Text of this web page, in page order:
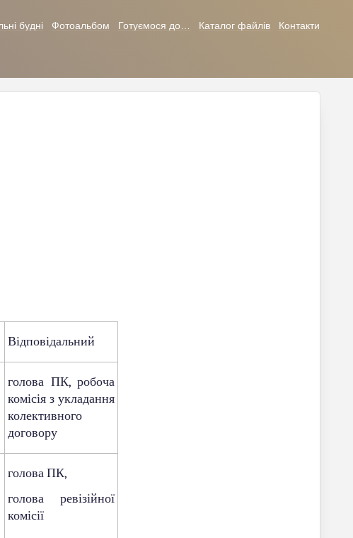
будні Фотоальбом Готуємося до… Каталог файлів Контакти
Відповідальний
голова ПК, робоча
комісія з укладання
колективного
договору
голова ПК,
голова ревізійної
комісії